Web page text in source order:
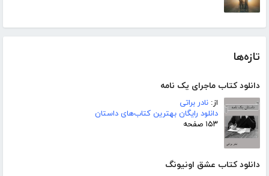
تازه‌ها
دانلود کتاب ماجرای یک نامه
از: نادر براتی
دانلود رایگان بهترین کتاب‌های داستان
۱۵۳ صفحه
دانلود کتاب عشق اونیونگ